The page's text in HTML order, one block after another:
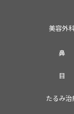
美容外
鼻
目
たるみ治